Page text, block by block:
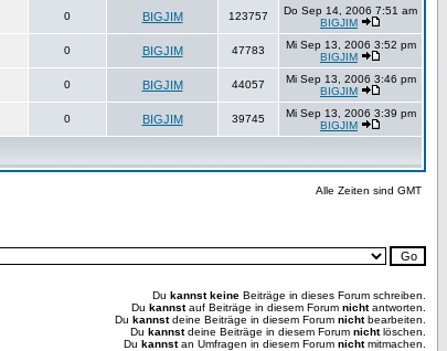
0 BIGJIM 123757
Do Sep 14, 2006 7:51 am
BIGJIM
0 BIGJIM 47783
Mi Sep 13, 2006 3:52 pm
BIGJIM
0 BIGJIM 44057
Mi Sep 13, 2006 3:46 pm
BIGJIM
0 BIGJIM 39745
Mi Sep 13, 2006 3:39 pm
BIGJIM
Alle Zeiten sind GMT
Du kannst keine Beiträge in dieses Forum schreiben.
Du kannstauf Beiträge in diesem Forum nichtantworten.
Du kannstdeine Beiträge in diesem Forum nichtbearbeiten.
Du kannstdeine Beiträge in diesem Forum nichtlöschen.
Du kannstan Umfragen in diesem Forum nichtmitmachen.